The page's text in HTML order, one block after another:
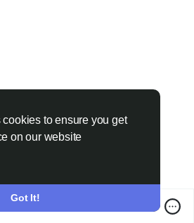
to ensure you get
on our website
Got It!